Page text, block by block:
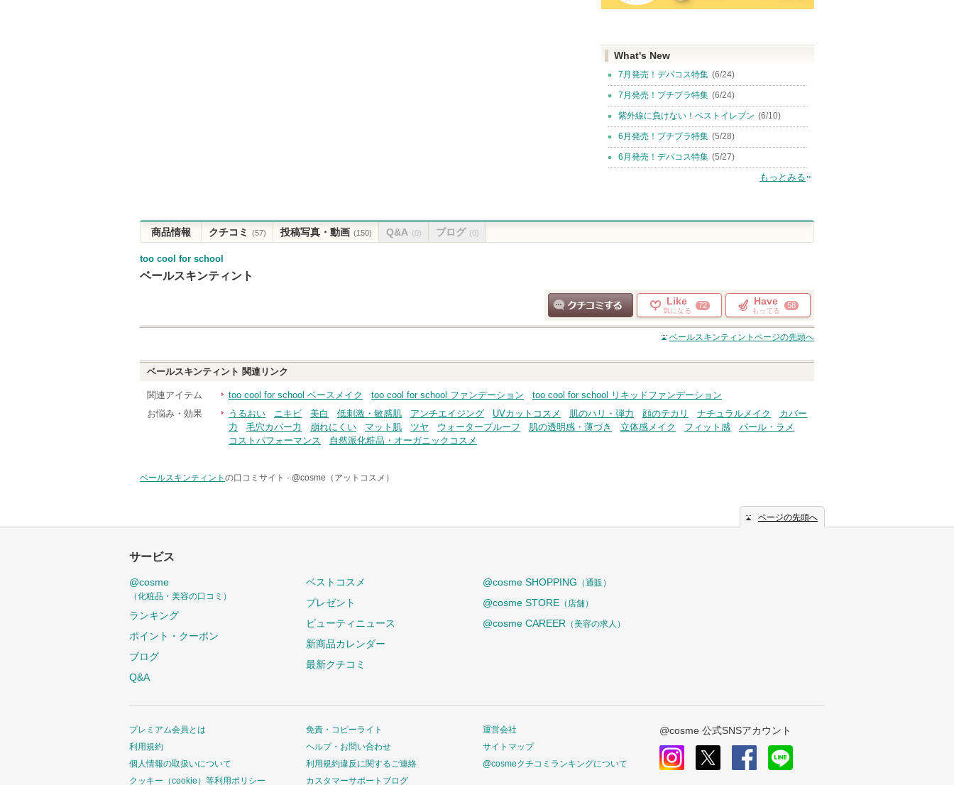
What's New
7月発売！デパコス特集 (6/24)
7月発売！プチプラ特集 (6/24)
紫外線に負けない！ベストイレブン (6/10)
6月発売！プチプラ特集 (5/28)
6月発売！デパコス特集 (5/27)
もっとみる
商品情報 クチコミ (57) 投稿写真・動画 (150) Q&A (0) ブログ (0)
too cool for school
ベールスキンティント
クチコミする
Like
気になる
72 Have
もってる
58
ベールスキンティント ページの先頭へ
ベールスキンティント 関連リンク
関連アイテム too cool for school ベースメイク too cool for school ファンデーション
too cool for school リキッドファンデーション
お悩み・効果
うるおい ニキビ 美白 低刺激・敏感肌 アンチエイジング UVカットコスメ 肌のハリ・弾力 顔のテカリ ナチュラルメイク
カバー
力
毛穴カバー力 崩れにくい マット肌 ツヤ ウォータープルーフ 肌の透明感・薄づき 立体感メイク フィット感
パール・ラメ
コストパフォーマンス
自然派化粧品・オーガニックコスメ
ベールスキンティント の口コミサイト - @cosme（アットコスメ）
ページの先頭へ
サービス
@cosme
（化粧品・美容の口コミ）
ランキング
ポイント・クーポン
ブログ
Q&A
ベストコスメ
プレゼント
ビューティニュース
新商品カレンダー
最新クチコミ
@cosme SHOPPING （通販）
@cosme STORE （店舗）
@cosme CAREER （美容の求人）
プレミアム会員とは
利用規約
個人情報の取扱いについて
クッキー（cookie）等利用ポリシー
免責・コピーライト
ヘルプ・お問い合わせ
利用規約違反に関するご連絡
カスタマーサポートブログ
運営会社
サイトマップ
@cosmeクチコミランキングについて
@cosme 公式SNSアカウント